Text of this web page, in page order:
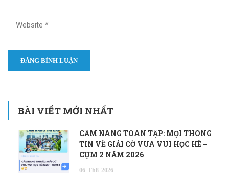
BÀI VIẾT MỚI NHẤT
CẨM NANG TOÀN TẬP: MỌI THÔNG
TIN VỀ GIẢI CỜ VUA VUI HỌC HÈ –
CỤM 2 NĂM 2026
06 Th8 2026